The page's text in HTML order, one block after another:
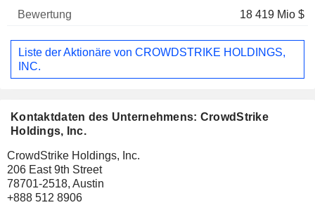
18 419 Mio $
Liste der Aktionäre von CROWDSTRIKE HOLDINGS,
INC.
Kontaktdaten des Unternehmens: CrowdStrike
Holdings, Inc.
CrowdStrike Holdings, Inc.
206 East 9th Street
78701-2518, Austin
+888 512 8906